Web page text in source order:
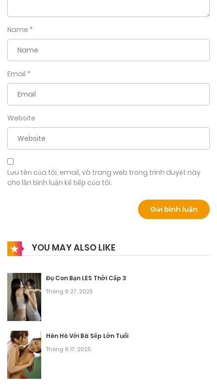
khiến cô say mê thốt ra những lời khen ngợi không phù hợp
trong lúc nóng nảy.
Name *
Email *
Website
Lưu tên của tôi, email, và trang web trong trình duyệt này
cho lần bình luận kế tiếp của tôi.
YOU MAY ALSO LIKE
Đụ Con Bạn LES Thời Cấp 3
Tháng 6 27, 2025
Hèn Hò Với Bà Sếp Lớn Tuổi
Tháng 6 17, 2025